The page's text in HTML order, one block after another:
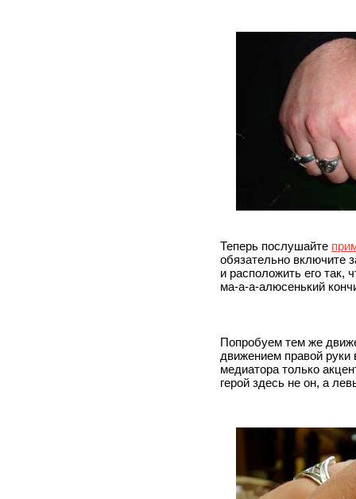
Теперь послушайте
обязательно включите
и расположить его
ма-а-а-алюсенький
Попробуем тем же
движением правой
медиатора только
герой здесь не он, а